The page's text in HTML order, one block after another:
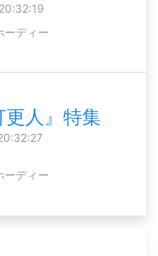
ーディー
更人』特集
ーディー